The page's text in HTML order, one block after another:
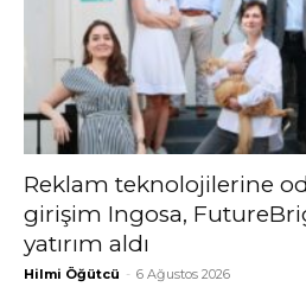
Reklam teknolojilerine
girişim Ingosa,
yatırım aldı
Hilmi Öğütcü - 6 Ağustos 2026